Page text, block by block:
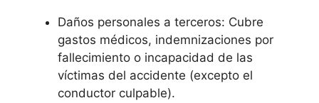
Daños personales a terceros: Cubre
gastos médicos, indemnizaciones por
fallecimiento o incapacidad de las
víctimas del accidente (excepto el
conductor culpable).